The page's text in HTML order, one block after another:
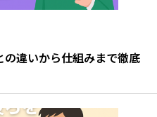
違いから仕組みまで徹底